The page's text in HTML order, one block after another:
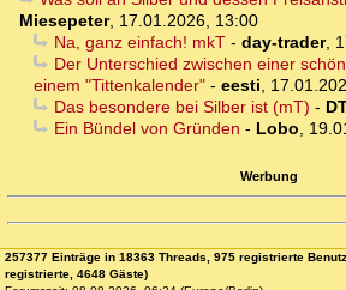
Miesepeter, 17.01.2026, 13:00
Na, ganz einfach! mkT- day-trader,
Der Unterschied zwischen einer
einem "Tittenkalender" - eesti,
Das besondere bei Silber ist (mT) -
Ein Bündel von Gründen - Lobo,
Werbung
257377 Einträge in 18363 Threads, 975 registrierte
registrierte, 4648 Gäste)